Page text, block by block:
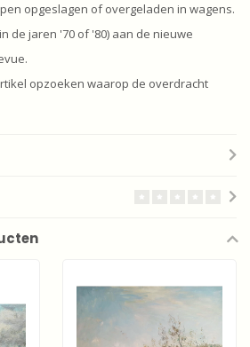
opgeslagen of overgeladen in wagens.
de jaren '70 of '80) aan de nieuwe
opzoeken waarop de overdracht